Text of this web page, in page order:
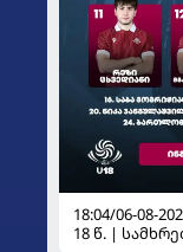
18:04/06-08-
18 წ. |